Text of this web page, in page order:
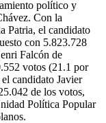
político y
Con la
Patria, el candidato
con 5.823.728
Falcón de
votos (21.1 por
candidato Javier
de los votos,
Política Popular